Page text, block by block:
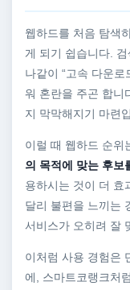
웹하드를 처음 탐색
게 되기 쉽습니다.
나같이 “고속 다운로
워 혼란을 주곤 합니
지 막막해지기 마련
이럴 때 웹하드 순위
의 목적에 맞는 후보
용하시는 것이 더 효
달리 불편을 느끼는
서비스가 오히려 잘
이처럼 사용 경험은
에, 스마트코랭크처